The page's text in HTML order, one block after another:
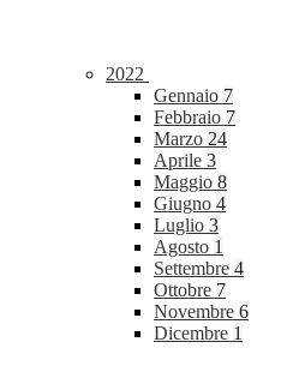
2022
Gennaio 7
Febbraio 7
Marzo 24
Aprile 3
Maggio 8
Giugno 4
Luglio 3
Agosto 1
Settembre 4
Ottobre 7
Novembre 6
Dicembre 1